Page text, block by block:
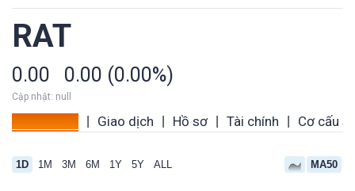
RAT
0.00 0.00 (0.00%)
Cập nhật: null
Giao dịch Hồ sơ Tài chính Cơ cấu
1D 1M 3M 6M 1Y 5Y ALL MA50